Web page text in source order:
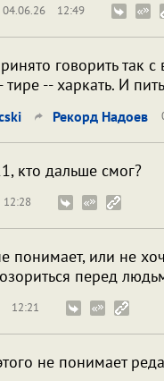
04.06.26 12:49
говорить так
тире -- харкать. И
Рекорд Надоев
кто дальше смог?
12:28
понимает, или не
перед
12:21
не понимает